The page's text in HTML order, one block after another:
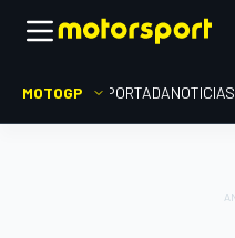
MOTOGP PORTADANOTICIAS